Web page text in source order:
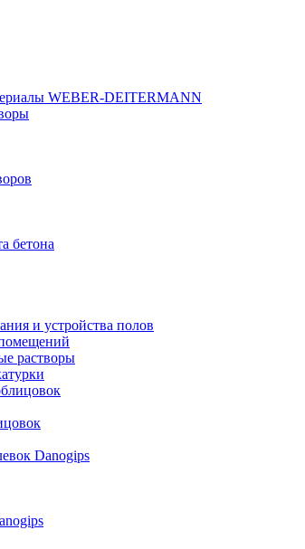
WEBER-DEITERMANN
бетона
и устройства полов
растворы
Danogips